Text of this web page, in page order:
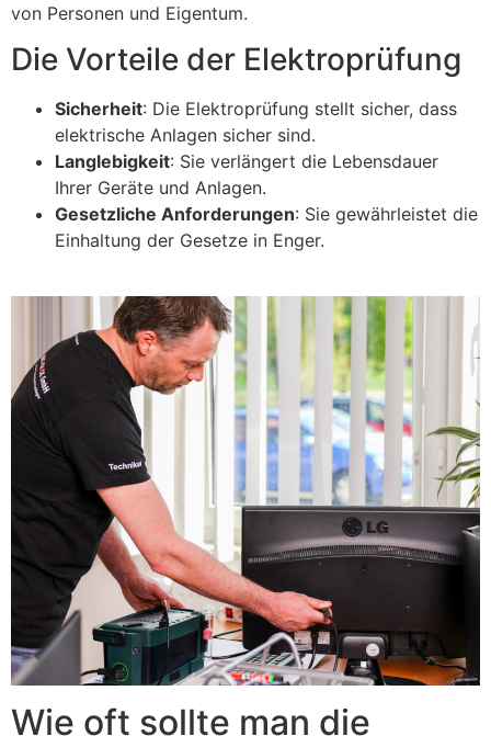
von Personen und Eigentum.
Die Vorteile der Elektroprüfung
Sicherheit: Die Elektroprüfung stellt sicher, dass
elektrische Anlagen sicher sind.
Langlebigkeit: Sie verlängert die Lebensdauer
Ihrer Geräte und Anlagen.
Gesetzliche Anforderungen: Sie gewährleistet die
Einhaltung der Gesetze in Enger.
Wie oft sollte man die